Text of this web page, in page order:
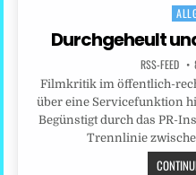
Durchgeheult
RSS-FEED
Filmkritik im öffentlich-
über eine Servicefunktion
Begünstigt durch das PR-
Trennlinie